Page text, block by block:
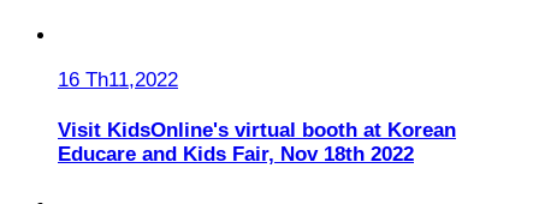
16 Th11,2022
Visit KidsOnline's virtual booth at Korean
Educare and Kids Fair, Nov 18th 2022